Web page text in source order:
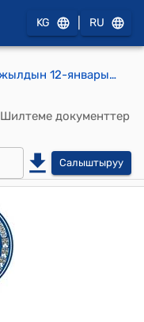
KG RU
КР Өкмөтүнүн 2014-жылдын 12-январындагы № 9 (Кыргыз Республикасынын Өкмөтүнүн бул токтому кызматтык пайдалануу документи болуп саналат) токтому
Шилтеме документтер
Салыштыруу